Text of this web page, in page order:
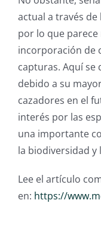
actual a través
por lo que
incorporación de
capturas. Aquí se
debido a su
cazadores en el
interés por las
una importante
la biodiversidad y
Lee el artículo
en: https://